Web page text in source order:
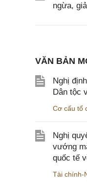
ngừa,
VĂN BẢN
Nghị
Dân tộc
Cơ cấu tổ
Nghị
vướng
quốc tế
Tài chính-